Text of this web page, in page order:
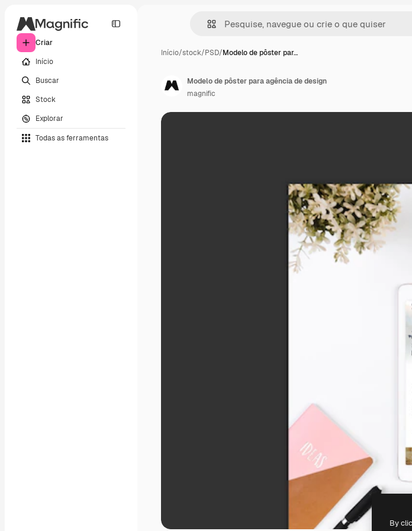
Criar
Início
Buscar
Stock
Explorar
Todas as ferramentas
Início/stock/PSD/Modelo de pôster par…
Modelo de pôster para agência de design
magnific
By